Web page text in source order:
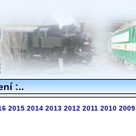
:..
2015 2014 2013 2012 2011 2010 2009